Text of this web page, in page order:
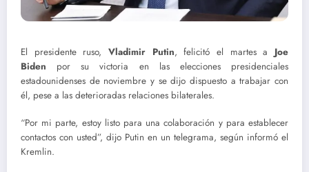
El presidente ruso, Vladimir Putin, felicitó el martes a Joe
Biden por su victoria en las elecciones presidenciales
estadounidenses de noviembre y se dijo dispuesto a trabajar con
él, pese a las deterioradas relaciones bilaterales.
“Por mi parte, estoy listo para una colaboración y para establecer
contactos con usted”, dijo Putin en un telegrama, según informó el
Kremlin.